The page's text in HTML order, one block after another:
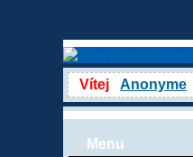
Vítej Anonyme
Menu